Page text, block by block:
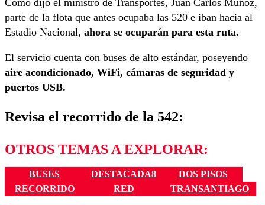
Como dijo el ministro de Transportes, Juan Carlos Muñoz,
parte de la flota que antes ocupaba las 520 e iban hacia al
Estadio Nacional, ahora se ocuparán para esta ruta.
El servicio cuenta con buses de alto estándar, poseyendo
aire acondicionado, WiFi, cámaras de seguridad y
puertos USB.
Revisa el recorrido de la 542:
OTROS TEMAS A EXPLORAR:
BUSES DESTACADA8
DOS PISOS
RECORRIDO
RED TRANSANTIAGO